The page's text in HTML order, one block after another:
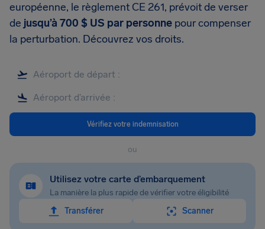
européenne, le règlement CE 261, prévoit de verser
de jusqu’à 700 $ US par personne pour compenser
la perturbation. Découvrez vos droits.
Vérifiez votre indemnisation
ou
Utilisez votre carte d’embarquement
La manière la plus rapide de vérifier votre éligibilité
Transférer
Scanner